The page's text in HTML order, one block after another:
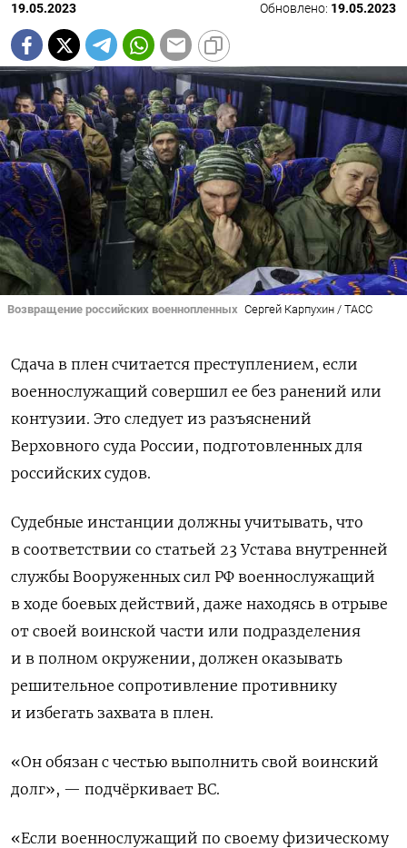
19.05.2023 Обновлено: 19.05.2023
Возвращение российских военнопленных Сергей Карпухин / ТАСС
Сдача в плен считается преступлением, если
военнослужащий совершил ее без ранений или
контузии. Это следует из разъяснений
Верховного суда России, подготовленных для
российских судов.
Судебные инстанции должны учитывать, что
в соответствии со статьей 23 Устава внутренней
службы Вооруженных сил РФ военнослужащий
в ходе боевых действий, даже находясь в отрыве
от своей воинской части или подразделения
и в полном окружении, должен оказывать
решительное сопротивление противнику
и избегать захвата в плен.
«Он обязан с честью выполнить свой воинский
долг», — подчёркивает ВС.
«Если военнослужащий по своему физическому